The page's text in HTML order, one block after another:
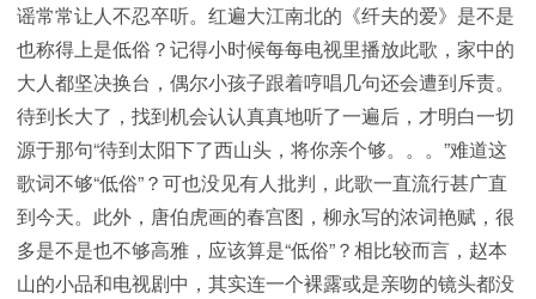
谣常常让人不忍卒听。红遍大江南北的《纤夫的爱》是不是
也称得上是低俗？记得小时候每每电视里播放此歌，家中的
大人都坚决换台，偶尔小孩子跟着哼唱几句还会遭到斥责。
待到长大了，找到机会认认真真地听了一遍后，才明白一切
源于那句“待到太阳下了西山头，将你亲个够。。。”难道这
歌词不够“低俗”？可也没见有人批判，此歌一直流行甚广直
到今天。此外，唐伯虎画的春宫图，柳永写的浓词艳赋，很
多是不是也不够高雅，应该算是“低俗”？相比较而言，赵本
山的小品和电视剧中，其实连一个裸露或是亲吻的镜头都没